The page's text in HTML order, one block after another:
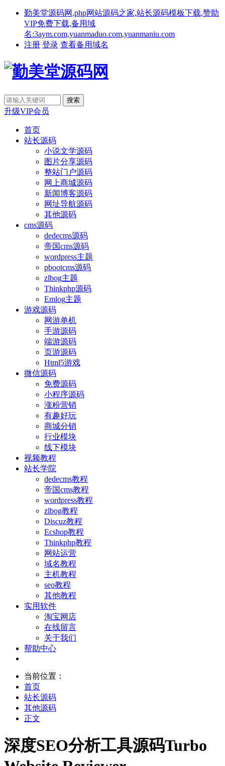
勤美堂源码网,php网站源码之家,站长源码模板下载,赞助
VIP免费下载,备用域
名:3aym.com,yuanmaduo.com,yuanmaniu.com
注册 登录 查看备用域名
升级VIP会员
首页
站长源码
小说文学源码
图片分享源码
整站门户源码
网上商城源码
新闻博客源码
网址导航源码
其他源码
cms源码
dedecms源码
帝国cms源码
wordpress主题
pbootcms源码
zlbog主题
Thinkphp源码
Emlog主题
游戏源码
网游单机
手游源码
端游源码
页游源码
Html5游戏
微信源码
免费源码
小程序源码
涨粉营销
有趣好玩
商城分销
行业模块
线下模块
视频教程
站长学院
dedecms教程
帝国cms教程
wordpress教程
zlbog教程
Discuz教程
Ecshop教程
Thinkphp教程
网站运营
域名教程
主机教程
seo教程
其他教程
实用软件
淘宝网店
在线留言
关于我们
帮助中心
当前位置：
首页
站长源码
其他源码
正文
深度SEO分析工具源码Turbo